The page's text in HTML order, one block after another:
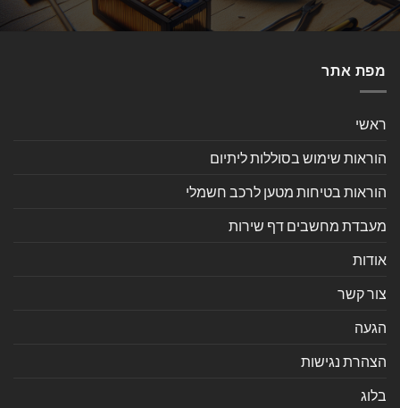
מפת אתר
ראשי
הוראות שימוש בסוללות ליתיום
הוראות בטיחות מטען לרכב חשמלי
מעבדת מחשבים דף שירות
אודות
צור קשר
הגעה
הצהרת נגישות
בלוג